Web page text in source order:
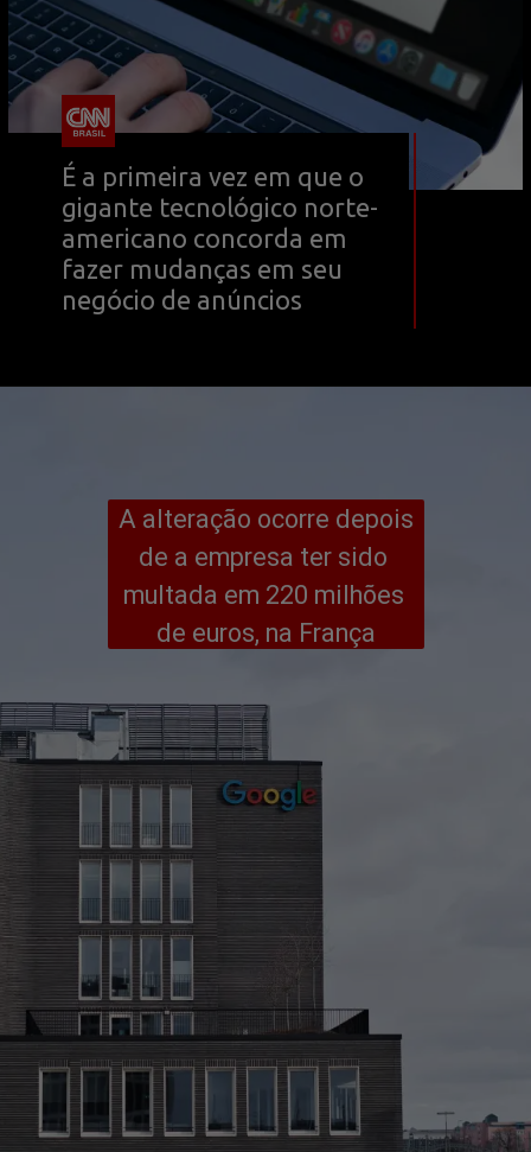
É a primeira vez em que o
gigante tecnológico norte-
americano concorda em
fazer mudanças em seu
negócio de anúncios
A alteração ocorre depois
de a empresa ter sido
multada em 220 milhões
de euros, na França